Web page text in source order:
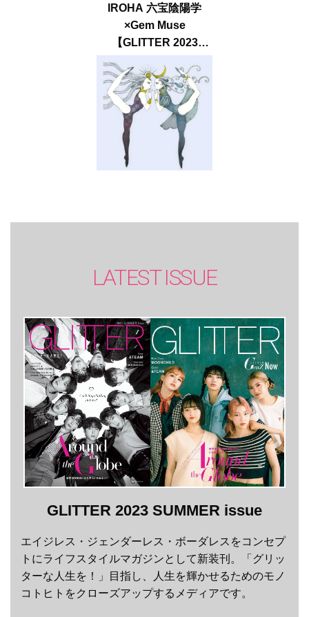
IROHA 六宝陰陽学
×Gem Muse
【GLITTER 2023
SUMMER issue】
LATEST ISSUE
GLITTER 2023 SUMMER issue
エイジレス・ジェンダーレス・ボーダレスをコンセプ
トにライフスタイルマガジンとして新装刊。「グリッ
ターな人生を！」目指し、人生を輝かせるためのモノ
コトヒトをクローズアップするメディアです。